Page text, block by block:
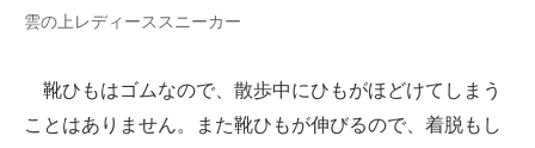
雲の上レディーススニーカー
靴ひもはゴムなので、散歩中にひもがほどけてしまう
ことはありません。また靴ひもが伸びるので、着脱もし